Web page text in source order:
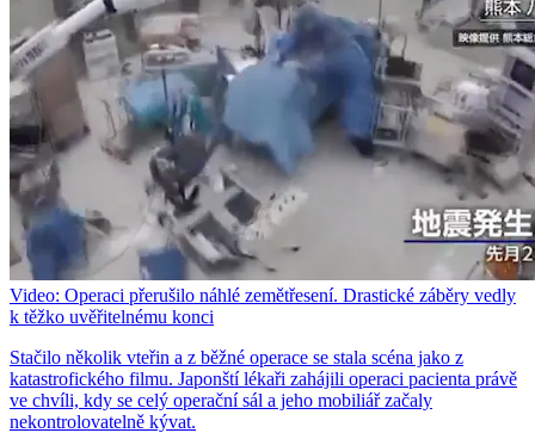
Video: Operaci přerušilo náhlé zemětřesení. Drastické záběry vedly
k těžko uvěřitelnému konci
Stačilo několik vteřin a z běžné operace se stala scéna jako z
katastrofického filmu. Japonští lékaři zahájili operaci pacienta právě
ve chvíli, kdy se celý operační sál a jeho mobiliář začaly
nekontrolovatelně kývat.